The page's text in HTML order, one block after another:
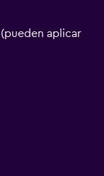
aplicar